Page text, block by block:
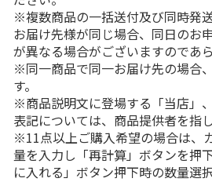
※複数商品の一括送付及び同時発
お届け先様が同じ場合、同日のお
が異なる場合がございますのであ
※同一商品で同一お届け先の場合
す。
※商品説明文に登場する「当店」
表記については、商品提供者を指
※11点以上ご購入希望の場合は、
量を入力し「再計算」ボタンを押
に入れる」ボタン押下時の数量選